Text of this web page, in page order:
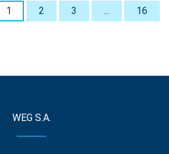
1 2 3 ... 16
WEG S.A.